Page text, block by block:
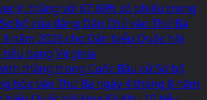
Jr. thắng với 67.60% số phiếu trong
bộ của đảng Dân Chủ vào Thứ Ba
năm 2026 cho Dân biểu Quốc hội
tiểu bang Virginia
thắng trong Cuộc Bầu cử Sơ bộ
hòa vào Thứ Ba ngày 4 tháng 8 năm